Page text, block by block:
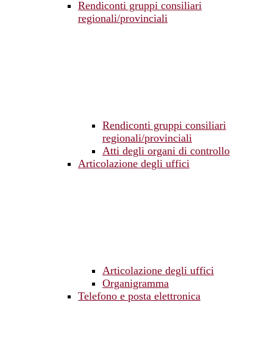
Rendiconti gruppi consiliari
regionali/provinciali
Rendiconti gruppi consiliari
regionali/provinciali
Atti degli organi di controllo
Articolazione degli uffici
Articolazione degli uffici
Organigramma
Telefono e posta elettronica